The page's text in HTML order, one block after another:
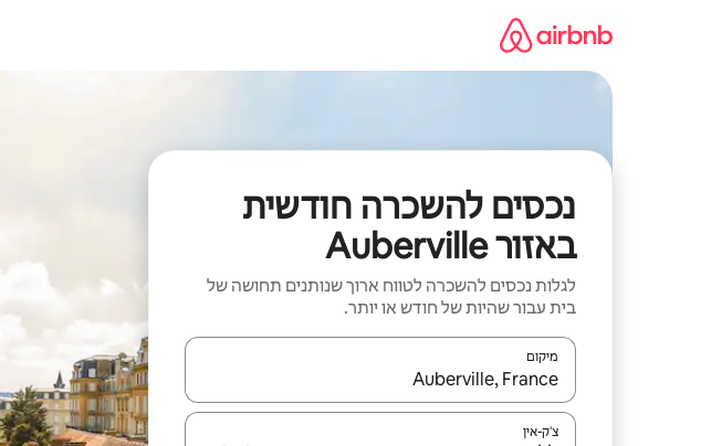
נכסים להשכרה חודשית
באזור Auberville
לגלות נכסים להשכרה לטווח ארוך שנותנים תחושה של
בית עבור שהיות של חודש או יותר.
מיקום
כאשר התוצאות יהיו זמינות, יש לנווט עם מקשי החיצים למעלה ולמטה או לעיין בעזרת
צ'ק-אין